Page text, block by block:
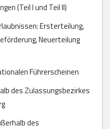
(Teil I und Teil II)
Ersterteilung,
Neuerteilung
Führerscheinen
des Zulassungsbezirkes
des